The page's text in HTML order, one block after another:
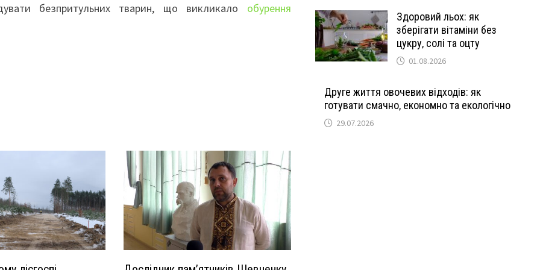
безпритульних тварин, що викликало обурення
Здоровий льох: як
зберігати вітаміни без
цукру, солі та оцту
01.08.2026
Друге життя овочевих відходів: як
готувати смачно, економно та екологічно
29.07.2026